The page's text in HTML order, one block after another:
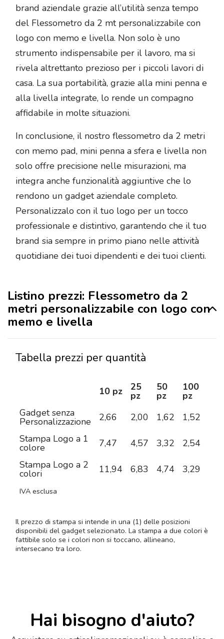
brand aziendale grazie all’utilità senza tempo
del Flessometro da 2 mt personalizzabile con
logo con memo e livella. Non solo è uno
strumento indispensabile per il lavoro, ma si
rivela altrettanto prezioso per i piccoli lavori di
casa. La sua portabilità, grazie alla mini penna e
alla livella integrate, lo rende un compagno
affidabile in molte situazioni.
In conclusione, il nostro flessometro da 2 metri
con memo pad, mini penna a sfera e livella non
solo offre precisione nelle misurazioni, ma
integra anche funzionalità aggiuntive che lo
rendono un gadget aziendale completo.
Personalizzalo con il tuo logo per un tocco
professionale e distintivo, garantendo che il tuo
brand sia sempre in primo piano nelle attività
quotidiane dei tuoi dipendenti e dei tuoi clienti.
Listino prezzi: Flessometro da 2
metri personalizzabile con logo con
memo e livella
Tabella prezzi per quantità
10 pz 25
pz
50
pz
100
pz
Gadget senza
Personalizzazione 2,66 2,00 1,62 1,52
Stampa Logo a 1
colore 7,47 4,57 3,32 2,54
Stampa Logo a 2
colori 11,94 6,83 4,74 3,29
IVA esclusa
Il prezzo di stampa si intende in una (1) delle posizioni
disponibili del gadget selezionato. La stampa a due colori è
fattibile solo se i colori non si toccano, allineano,
intersecano tra loro.
Hai bisogno d'aiuto?